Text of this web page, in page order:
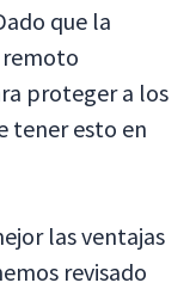
que la
proteger a los
tener esto en
las ventajas
revisado